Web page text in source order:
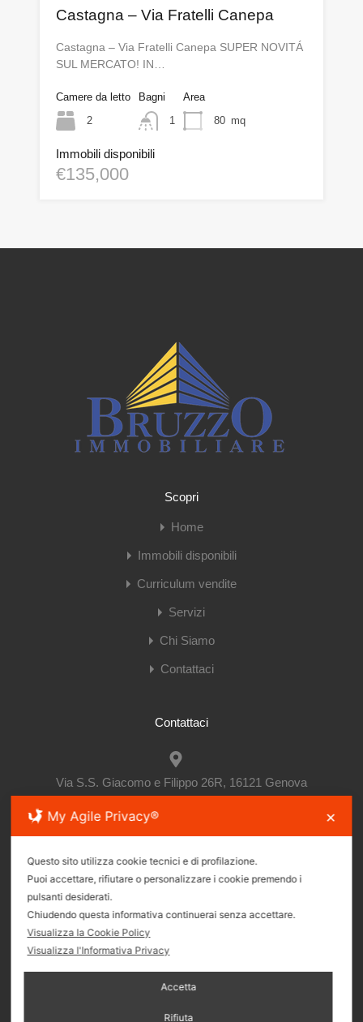
Castagna – Via Fratelli Canepa
Castagna – Via Fratelli Canepa SUPER NOVITÁ
SUL MERCATO! IN…
Camere da letto
2
Bagni
1
Area
80 mq
Immobili disponibili
€135,000
Scopri
Home
Immobili disponibili
Curriculum vendite
Servizi
Chi Siamo
Contattaci
Contattaci
Via S.S. Giacomo e Filippo 26R, 16121 Genova
immbruzzocentro@gmail.com
My Agile Privacy® ✕
Questo sito utilizza cookie tecnici e di profilazione.
Puoi accettare, rifiutare o personalizzare i cookie premendo i
pulsanti desiderati.
Chiudendo questa informativa continuerai senza accettare.
Visualizza la Cookie Policy
Visualizza l'Informativa Privacy
Accetta
Rifiuta